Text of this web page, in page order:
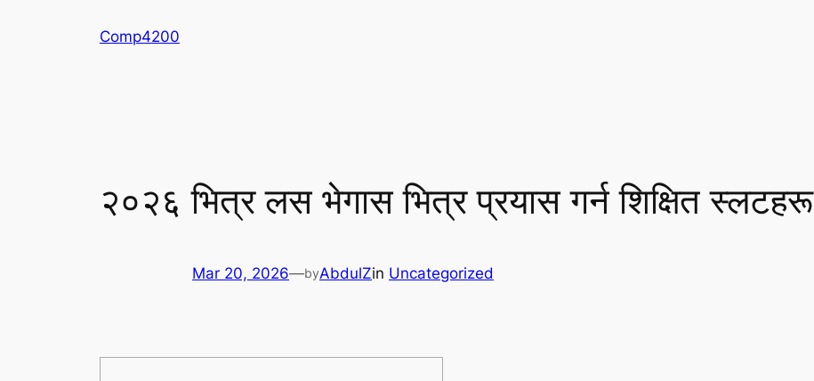
Comp4200
२०२६ भित्र लस भेगास भित्र प्रयास गर्न शिक्षित स्लटहरू
Mar 20, 2026—byAbdulZin Uncategorized